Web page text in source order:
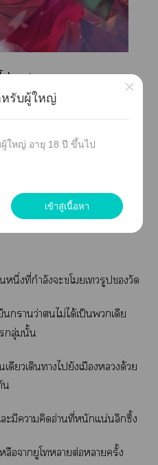
✦
ท้องใครัว
ไอยู่วัดตั้งแต่ยังเล็ก
สียบ้านเกิดที่ะกลับไ
นึ่งที่กำลังะโเทวรูปวัด
กรานว่าไม่ได้เป็นเดีย
กลุ่มนั้น
ดียวเดินาไยังเมืองด้วย
น
ะมีาคิดอ่านที่หนักแน่นลึกซึ้ง
ลือายูโาต่อาครั้ง
หรับผู้ใหญ่
ใหญ่ อายุ 18 ปี ขึ้นไป
เข้าสู่เนื้อหา
×